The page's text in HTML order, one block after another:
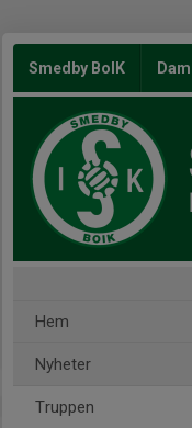
Smedby BoIK
Hem
Nyheter
Truppen